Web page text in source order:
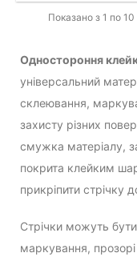
Показано з 1 по 10
Одностороння
універсальний
склеювання,
захисту різних
смужка матеріалу,
покрита клейким
прикріпити стрічку
Стрічки можуть бути
маркування,